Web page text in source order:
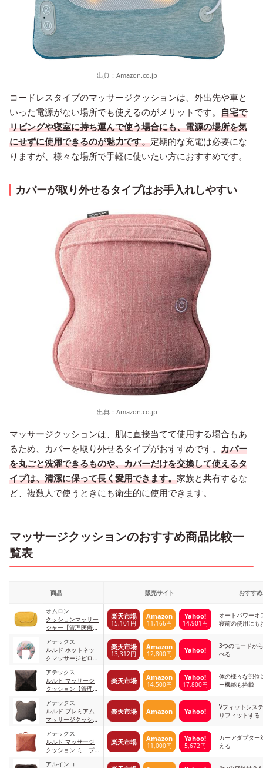
出典： Amazon.co.jp
コードレスタイプのマッサージクッションは、外出先や車と
いった電源がない場所でも使えるのがメリットです。 自宅で
リビングや寝室に持ち運んで使う場合にも、電源の場所を気
にせずに使用できるのが魅力です。定期的な充電は必要にな
りますが、様々な場所で手軽に使いたい方におすすめです。
カバーが取り外せるタイプはお手入れしやすい
出典： Amazon.co.jp
マッサージクッションは、肌に直接当てて使用する場合もあ
るため、カバーを取り外せるタイプがおすすめです。 カバー
を丸ごと洗濯できるものや、カバーだけを交換して使えるタ
イプは、清潔に保って長く愛用できます。家族と共有するな
ど、複数人で使うときにも衛生的に使用できます。
マッサージクッションのおすすめ商品比較一
覧表
商品 販売サイト おすす
オムロン
クッションマッサー
ジャー【管理医療機
ロー
楽天市場
15,101円
Amazon
11,166円
Yahoo!
14,901円
オートパワーオ
寝前の使用にも
アテックス
ルルド ホットネッ
クマッサージピロー
AX-HXL391bt ボタ
ニカル
楽天市場
13,312円
Amazon
12,800円 Yahoo!
3つのモードか
べる
アテックス
ルルド マッサージ
クッション【管理医
HL148Msb シャイ
ニーブラウン
楽天市場 Amazon
14,500円
Yahoo!
17,800円
体の様々な部位
ー機能も搭載
アテックス
ルルド プレミアム
マッサージクッショ
理医療機器】 AX-
HCL288db ダークブ
ラウン
楽天市場 Amazon Yahoo!
Vフィットシス
りフィットする
アテックス
ルルド マッサージ
クッション ミニプ
楽天市場 Amazon
11,000円
Yahoo!
5,672円
カーアダプター
える
アルインコ